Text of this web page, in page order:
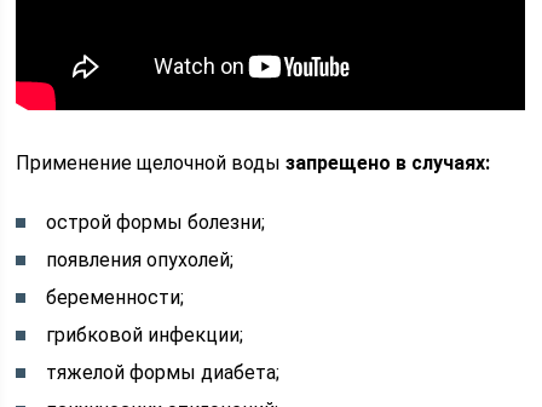
Применение щелочной водызапрещено в случаях:
острой формы болезни;
появления опухолей;
беременности;
грибковой инфекции;
тяжелой формы диабета;